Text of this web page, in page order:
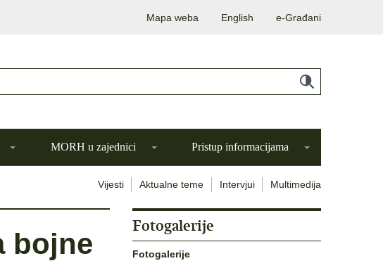
Mapa weba English e-Građani
MORH u zajednici Pristup informacijama
Vijesti Aktualne teme Intervjui Multimedija
bojne
Fotogalerije
Fotogalerije